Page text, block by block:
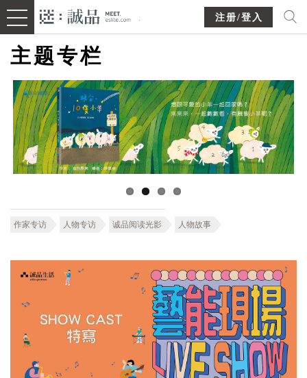
注册/登入
主题专栏
作家专访 人物专访 诚品阅读光影 人物故事